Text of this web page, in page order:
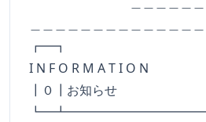
I N F O R M A T I O N
┃０┃お知らせ